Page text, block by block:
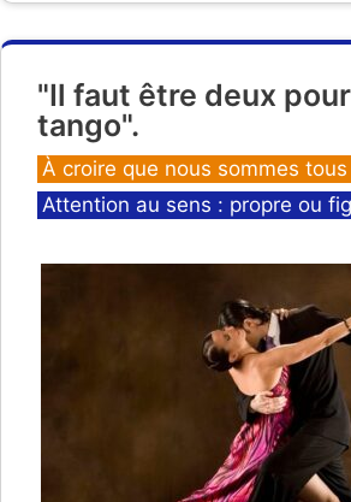
"Il faut être deux
tango".
Catégories
À croire que nous sommes
Attention au sens : propre ou